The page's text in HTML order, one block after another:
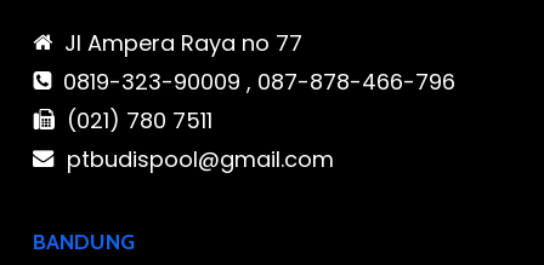
Jl Ampera Raya no 77
0819-323-90009 , 087-878-466-796
(021) 780 7511
ptbudispool@gmail.com
BANDUNG